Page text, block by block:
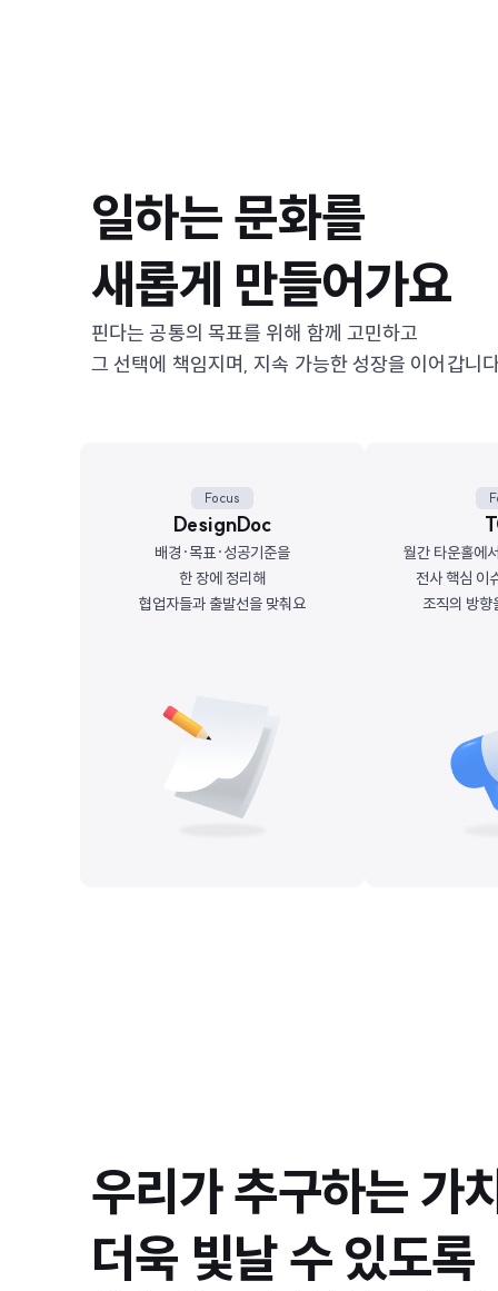
일하는 문화를
새롭게 만들어가요
핀다는 공통의 목표를 위해 함께 고민하고
그 선택에 책임지며, 지속 가능한 성장을 이어갑니
Focus
DesignDoc
배경·목표·성공기준을
한 장에 정리해
협업자들과 출발선을 맞춰요
월간 타운홀에
전사 핵심 이
조직의 방향
우리가 추구하는 가
더욱 빛날 수 있도록